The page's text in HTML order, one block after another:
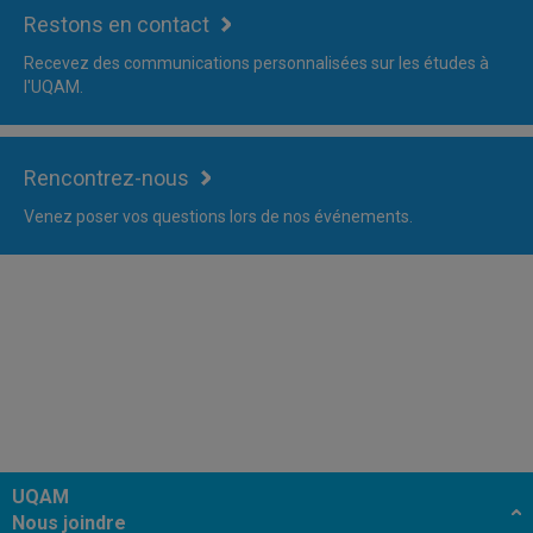
Restons en contact
Recevez des communications personnalisées sur les études à
l'UQAM.
Rencontrez-nous
Venez poser vos questions lors de nos événements.
UQAM
Nous joindre